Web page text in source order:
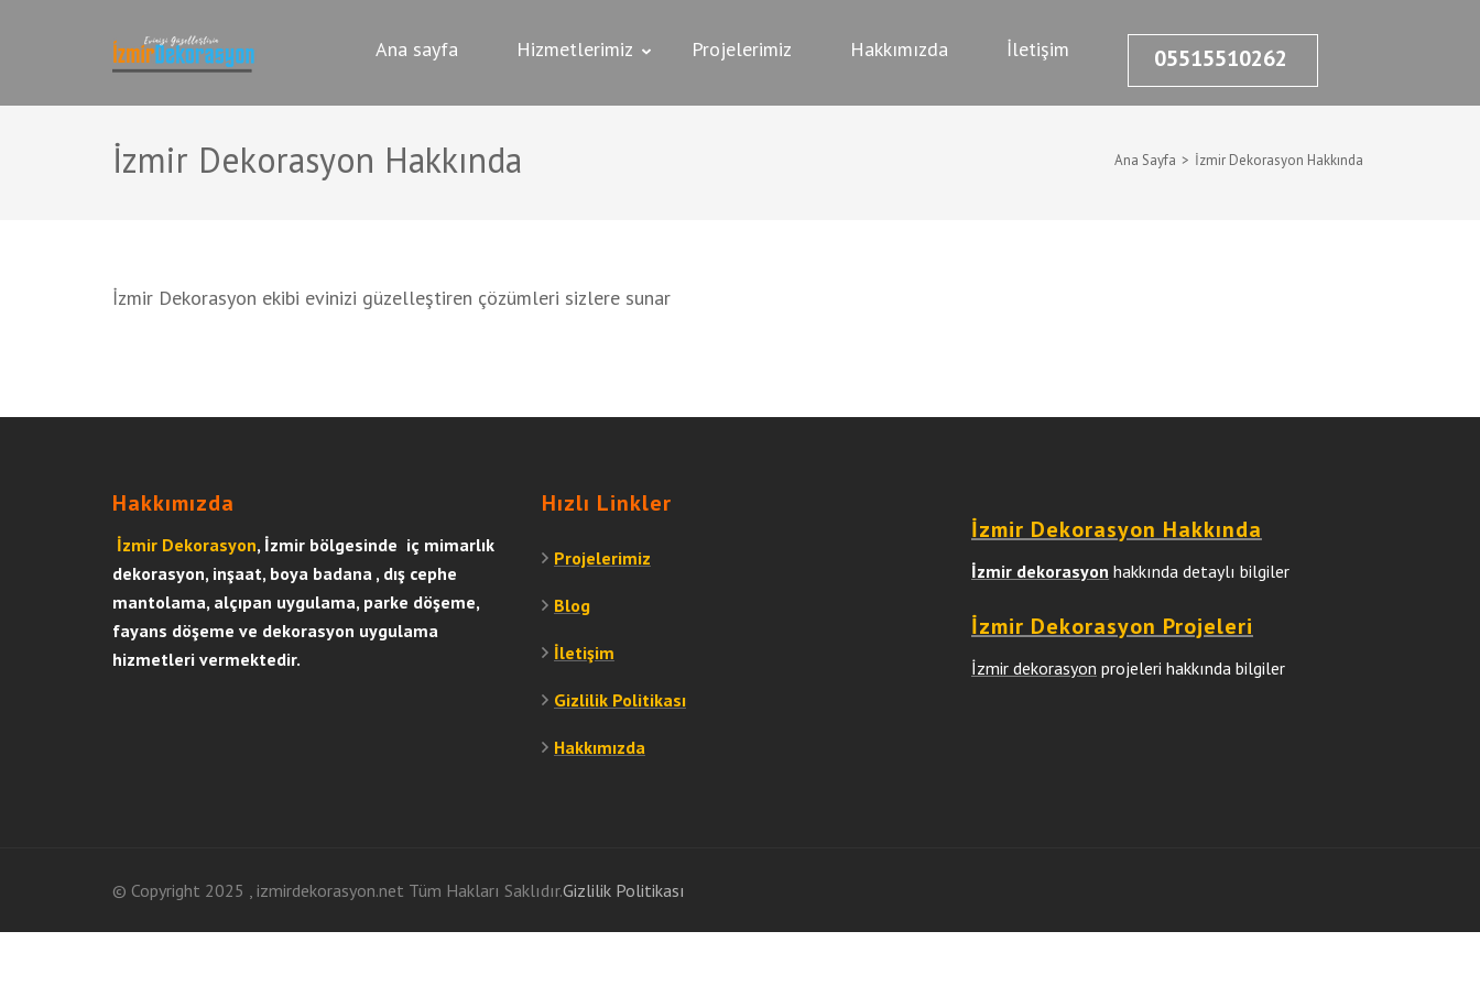
tuşuna
İZMIR TADILAT DEKORASYON
İzmir Dekorasyon Komple Ev,Daire,İşyeri Dekorasyonu
Ana sayfa Hizmetlerimiz Projelerimiz Hakkımızda İletişim 05515510262
İzmir Dekorasyon Hakkında Ana Sayfa > İzmir Dekorasyon Hakkında
İzmir Dekorasyon ekibi evinizi güzelleştiren çözümleri sizlere sunar
Hakkımızda
İzmir Dekorasyon, İzmir bölgesinde iç mimarlık
dekorasyon, inşaat, boya badana , dış cephe
mantolama, alçıpan uygulama, parke döşeme,
fayans döşeme ve dekorasyon uygulama
hizmetleri vermektedir.
Hızlı Linkler
Projelerimiz
Blog
İletişim
Gizlilik Politikası
Hakkımızda
İzmir Dekorasyon Hakkında
İzmir dekorasyon hakkında detaylı bilgiler
İzmir Dekorasyon Projeleri
İzmir dekorasyon projeleri hakkında bilgiler
© Copyright 2025 , izmirdekorasyon.net Tüm Hakları Saklıdır.Gizlilik Politikası